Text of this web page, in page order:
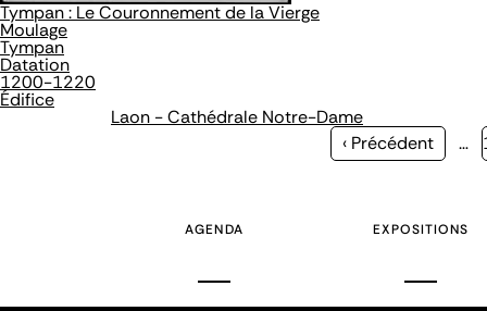
Tympan : Le Couronnement de la Vierge
Moulage
Tympan
Datation
1200-1220
Édifice
Laon - Cathédrale Notre-Dame
Page
‹ Précédent …
AGENDA EXPOSITIONS